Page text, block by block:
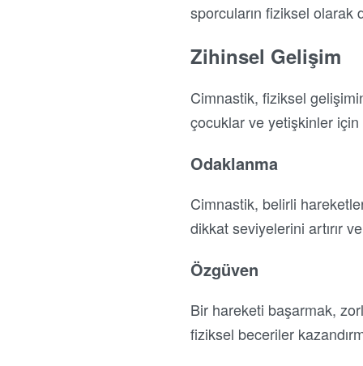
sporcuların fiziksel olarak
Zihinsel Gelişim
Cimnastik, fiziksel
çocuklar ve yetişkinler
Odaklanma
Cimnastik, belirli
dikkat seviyelerini artırır
Özgüven
Bir hareketi başarmak,
fiziksel beceriler